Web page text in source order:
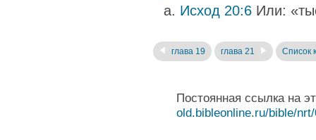
Исход 20:6 Или:
глава 19 глава 21 Список
Постоянная ссылка на
old.bibleonline.ru/bible/